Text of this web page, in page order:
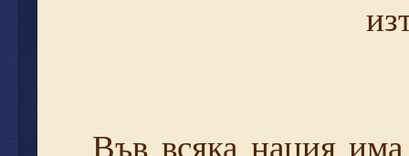
Във всяка нация